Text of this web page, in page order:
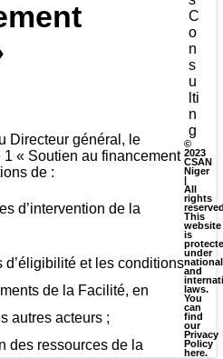
Directeur général, le
« Soutien au financement
de :
d’intervention de la
d’éligibilité et les conditions
de la Facilité, en
autres acteurs ;
des ressources de la
C
o
n
s
u
lti
n
g
©
2023
CSAN
Niger
|
All
rights
This
website
is
under
national
and
laws.
You
can
find
our
Privacy
Policy
here.